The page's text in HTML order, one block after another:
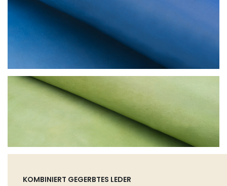
KOMBINIERT GEGERBTES LEDER